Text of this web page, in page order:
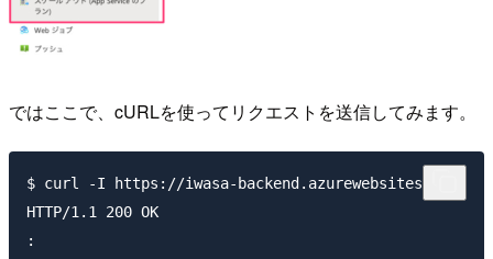
ではここで、cURLを使ってリクエストを送信してみます。
$ curl -I https://iwasa-backend.azurewebsites.net
HTTP/1.1 200 OK
: